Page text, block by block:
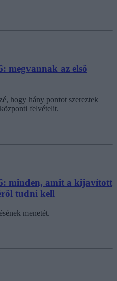
megvannak az első
hogy hány pontot szereztek
felvételit.
minden, amit a kijavított
tudni kell
menetét.